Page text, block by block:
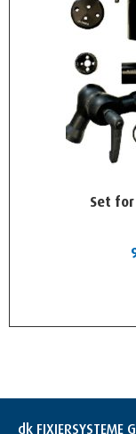
Set
dk FIXIERSYSTEME